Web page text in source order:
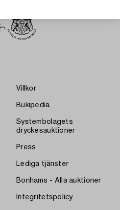
Villkor
Bukipedia
Systembolagets
dryckesauktioner
Press
Lediga tjänster
Bonhams - Alla auktioner
Integritetspolicy